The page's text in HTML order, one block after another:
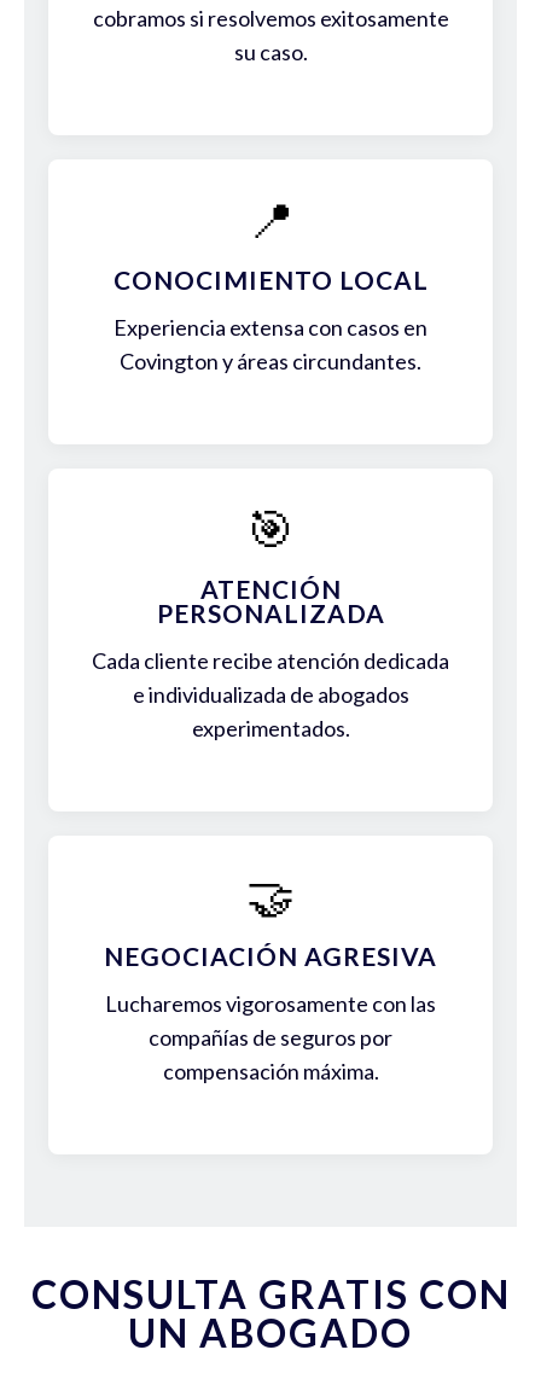
cobramos si resolvemos exitosamente
su caso.
📍
CONOCIMIENTO LOCAL
Experiencia extensa con casos en
Covington y áreas circundantes.
🎯
ATENCIÓN
PERSONALIZADA
Cada cliente recibe atención dedicada
e individualizada de abogados
experimentados.
🤝
NEGOCIACIÓN AGRESIVA
Lucharemos vigorosamente con las
compañías de seguros por
compensación máxima.
CONSULTA GRATIS CON
UN ABOGADO